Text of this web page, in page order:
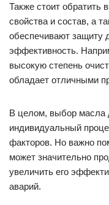
Также стоит обратить
свойства и состав, а
обеспечивают защиту
эффективность.
высокую степень
обладает отличными
В целом, выбор масла
индивидуальный
факторов. Но важно
может значительно
увеличить его
аварий.